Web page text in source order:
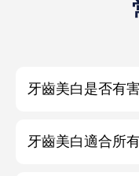
牙齒美白是否有
牙齒美白適合所